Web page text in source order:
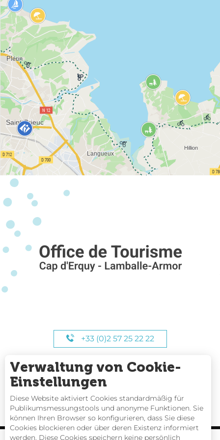
+33 (0)2 57 25 22 22
UNSERE STUNDEN
Verwaltung von Cookie-
Einstellungen
Diese Website aktiviert Cookies standardmäßig für
Publikumsmessungstools und anonyme Funktionen. Sie
können Ihren Browser so konfigurieren, dass Sie diese
Cookies blockieren oder über deren Existenz informiert
werden. Diese Cookies speichern keine persönlich